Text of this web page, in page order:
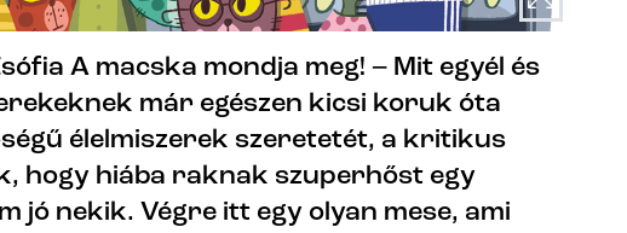
A macska mondja meg! – Mit egyél és
már egészen kicsi koruk óta
élelmiszerek szeretetét, a kritikus
hogy hiába raknak szuperhőst egy
jó nekik. Végre itt egy olyan mese, ami